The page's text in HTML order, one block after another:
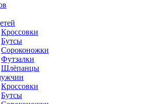
Кроссовки
Бутсы
Сороконожки
Футзалки
Шлёпанцы
Кроссовки
Бутсы